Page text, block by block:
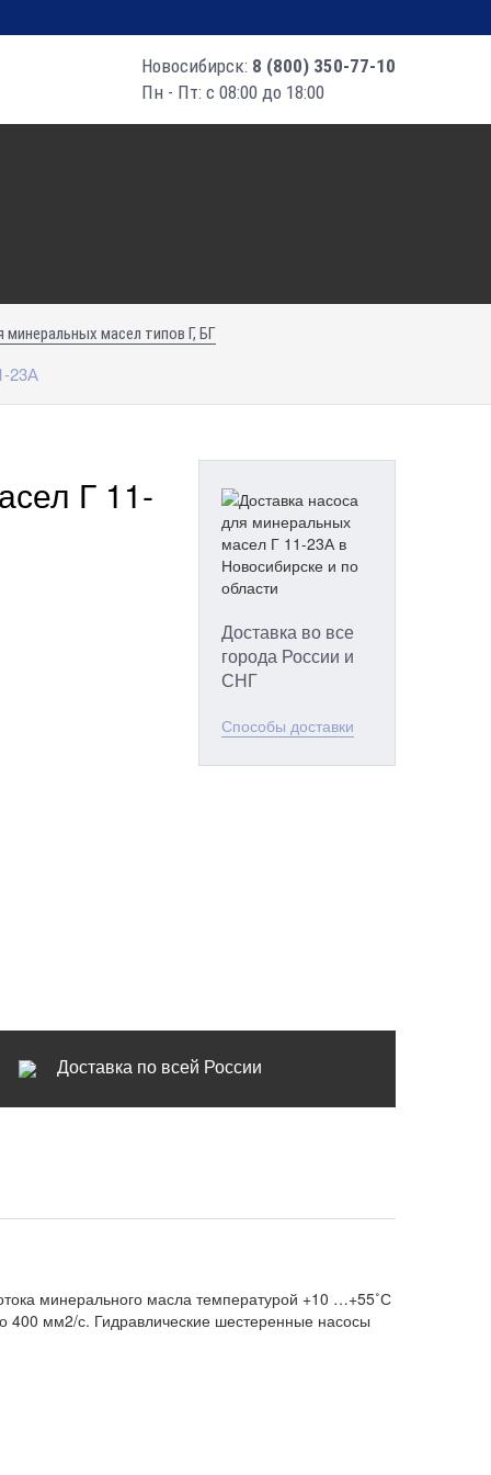
Новосибирск: 8 (800) 350-77-10
Пн - Пт: с 08:00 до 18:00
масел типов Г, БГ
23А
Г 11-
Доставка во все
города России и
СНГ
Способы доставки
Доставка по всей России
минерального масла температурой +10 …+55˚С
400 мм2/с. Гидравлические шестеренные насосы